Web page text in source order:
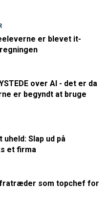
er blevet it-
over AI - det er da
er begyndt at bruge
Slap ud på
et firma
som topchef for